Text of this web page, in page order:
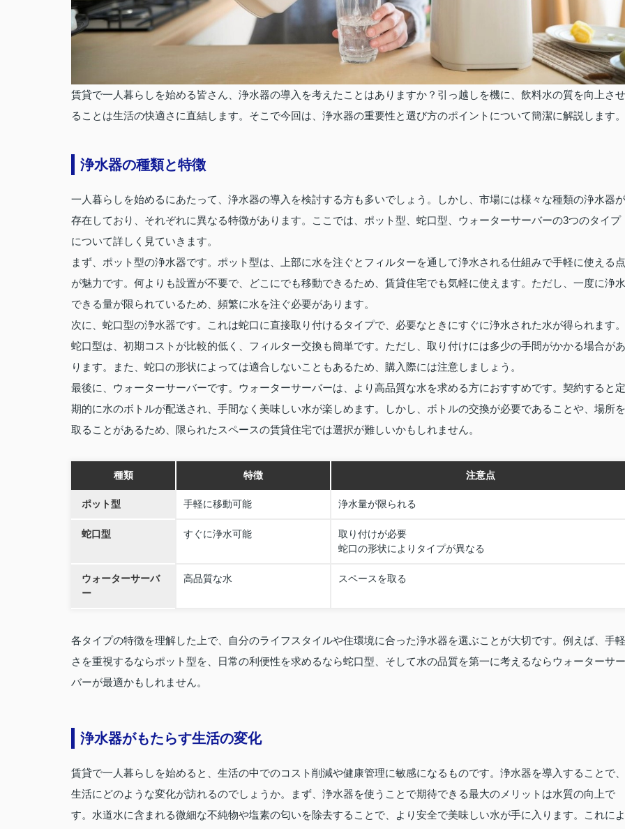
賃貸で一人暮らしを始める皆さん、浄水器の導入を考えたことはありますか？引っ越しを機に、飲料水の質を向上させ
ることは生活の快適さに直結します。そこで今回は、浄水器の重要性と選び方のポイントについて簡潔に解説します。
浄水器の種類と特徴
一人暮らしを始めるにあたって、浄水器の導入を検討する方も多いでしょう。しかし、市場には様々な種類の浄水器が
存在しており、それぞれに異なる特徴があります。ここでは、ポット型、蛇口型、ウォーターサーバーの3つのタイプ
について詳しく見ていきます。
まず、ポット型の浄水器です。ポット型は、上部に水を注ぐとフィルターを通して浄水される仕組みで手軽に使える点
が魅力です。何よりも設置が不要で、どこにでも移動できるため、賃貸住宅でも気軽に使えます。ただし、一度に浄水
できる量が限られているため、頻繁に水を注ぐ必要があります。
次に、蛇口型の浄水器です。これは蛇口に直接取り付けるタイプで、必要なときにすぐに浄水された水が得られます。
蛇口型は、初期コストが比較的低く、フィルター交換も簡単です。ただし、取り付けには多少の手間がかかる場合があ
ります。また、蛇口の形状によっては適合しないこともあるため、購入際には注意しましょう。
最後に、ウォーターサーバーです。ウォーターサーバーは、より高品質な水を求める方におすすめです。契約すると定
期的に水のボトルが配送され、手間なく美味しい水が楽しめます。しかし、ボトルの交換が必要であることや、場所を
取ることがあるため、限られたスペースの賃貸住宅では選択が難しいかもしれません。
種類 特徴 注意点
ポット型 手軽に移動可能 浄水量が限られる
蛇口型 すぐに浄水可能
取り付けが必要
蛇口の形状によりタイプが異なる
ウォーターサーバ
ー
高品質な水 スペースを取る
各タイプの特徴を理解した上で、自分のライフスタイルや住環境に合った浄水器を選ぶことが大切です。例えば、手軽
さを重視するならポット型を、日常の利便性を求めるなら蛇口型、そして水の品質を第一に考えるならウォーターサー
バーが最適かもしれません。
浄水器がもたらす生活の変化
賃貸で一人暮らしを始めると、生活の中でのコスト削減や健康管理に敏感になるものです。浄水器を導入することで、
生活にどのような変化が訪れるのでしょうか。まず、浄水器を使うことで期待できる最大のメリットは水質の向上で
す。水道水に含まれる微細な不純物や塩素の匂いを除去することで、より安全で美味しい水が手に入ります。これによ